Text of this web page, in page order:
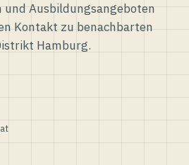
und Ausbildungsangeboten
Kontakt zu benachbarten
Hamburg.